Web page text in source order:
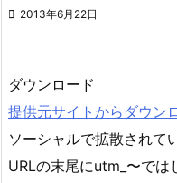
 2013年6月22日
ダウンロード
提供元サイトからダウン
ソーシャルで拡散されて
URLの末尾にutm_〜では